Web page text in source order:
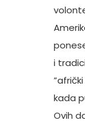
i
kada
Ovih